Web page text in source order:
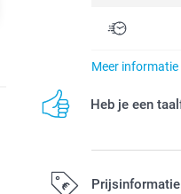
Meer
Heb je een
Prijsinformatie